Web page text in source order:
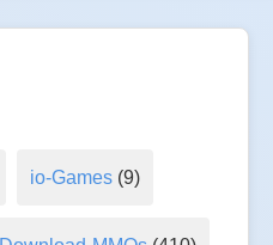
io-Games (9)